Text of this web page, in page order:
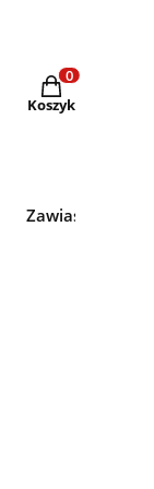
Produkty w
Koszyk
Zawiasy